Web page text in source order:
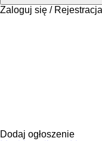
Zaloguj się / Rejestracja
Dodaj ogłoszenie